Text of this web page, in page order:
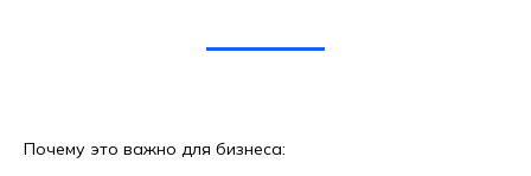
Почему это важно для бизнеса: